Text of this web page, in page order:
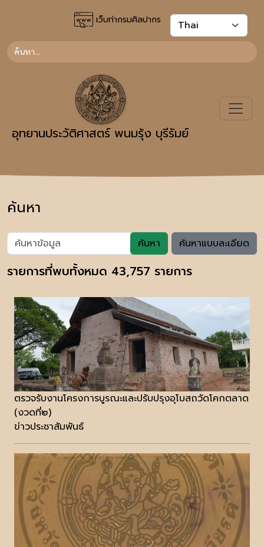
เว็บท่ากรมศิลปากร
อุทยานประวัติศาสตร์ พนมรุ้ง บุรีรัมย์
ค้นหา
ค้นหา ค้นหาแบบละเอียด
รายการที่พบทั้งหมด 43,757 รายการ
ตรวจรับงานโครงการบูรณะและปรับปรุงอุโบสถวัดโคกตลาด
(งวดที่๒)
ข่าวประชาสัมพันธ์